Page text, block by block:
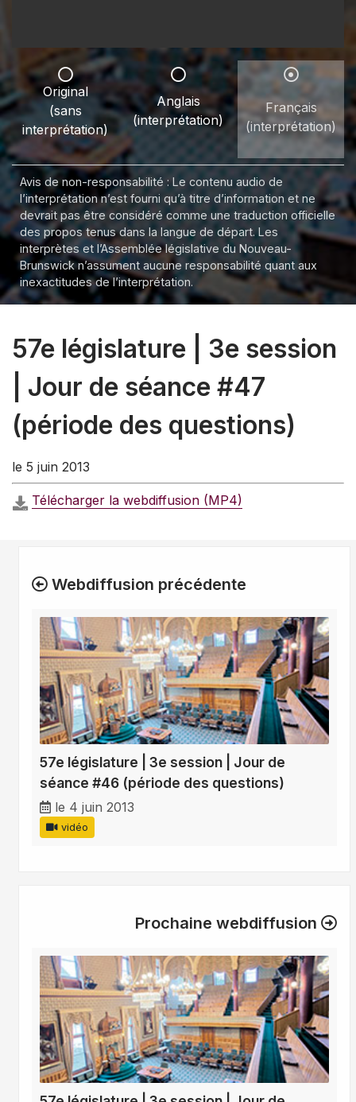
Original
(sans
interprétation)
Anglais
(interprétation)
Français
(interprétation)
Avis de non-responsabilité : Le contenu audio de
l’interprétation n’est fourni qu’à titre d’information et ne
devrait pas être considéré comme une traduction officielle
des propos tenus dans la langue de départ. Les
interprètes et l’Assemblée législative du Nouveau-
Brunswick n’assument aucune responsabilité quant aux
inexactitudes de l’interprétation.
57e législature | 3e session
| Jour de séance #47
(période des questions)
le 5 juin 2013
Télécharger la webdiffusion (MP4)
Webdiffusion précédente
57e législature | 3e session | Jour de
séance #46 (période des questions)
le 4 juin 2013
vidéo
Prochaine webdiffusion